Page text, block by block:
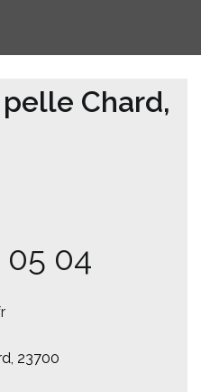
Chard,
05 04
23700